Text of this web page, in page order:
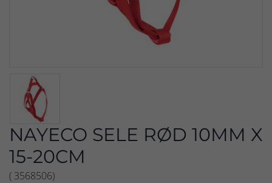
NAYECO SELE RØD 10MM X
15-20CM
( 3568506)